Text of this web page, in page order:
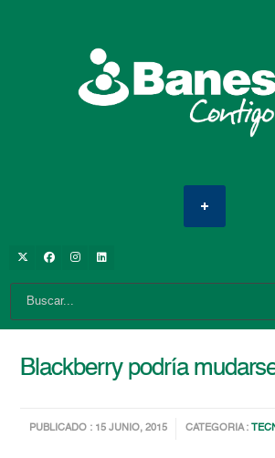
Blackberry podría
PUBLICADO : 15 JUNIO, 2015 CATEGORIA :